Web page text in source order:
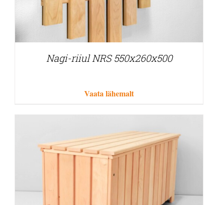
Nagi-riiul NRS 550x260x500
Vaata lähemalt